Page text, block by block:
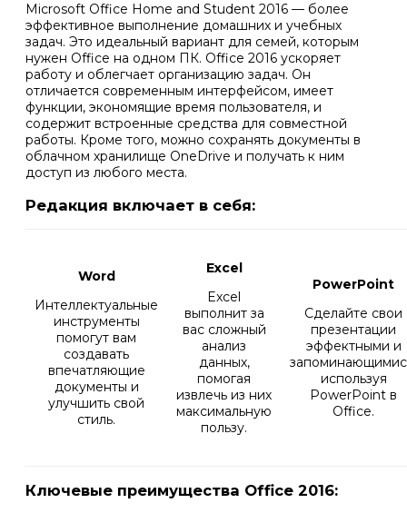
Microsoft Office Home and Student 2016 — более
эффективное выполнение домашних и учебных
задач. Это идеальный вариант для семей, которым
нужен Office на одном ПК. Office 2016 ускоряет
работу и облегчает организацию задач. Он
отличается современным интерфейсом, имеет
функции, экономящие время пользователя, и
содержит встроенные средства для совместной
работы. Кроме того, можно сохранять документы в
облачном хранилище OneDrive и получать к ним
доступ из любого места.
Редакция включает в себя:
Word
Интеллектуальные
инструменты
помогут вам
создавать
впечатляющие
документы и
улучшить свой
стиль.
Excel
Excel
выполнит за
вас сложный
анализ
данных,
помогая
извлечь из них
максимальную
пользу.
PowerPoint
Сделайте свои
презентации
эффектными и
используя
PowerPoint в
Office.
Ключевые преимущества Office 2016: